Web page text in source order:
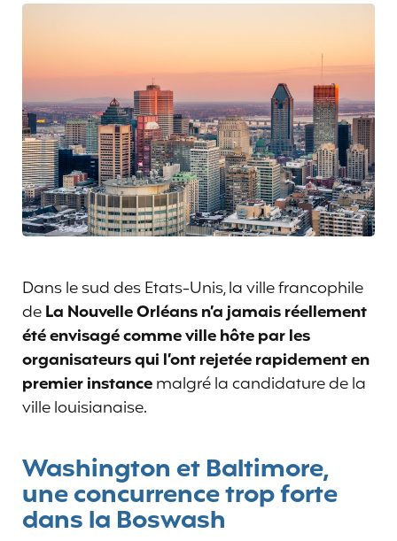
Dans le sud des Etats-Unis, la ville francophile
deLa Nouvelle Orléans n’a jamais réellement
été envisagé comme ville hôte par les
organisateurs qui l’ont rejetée rapidement en
premier instancemalgré la candidature de la
ville louisianaise.
Washington et Baltimore,
une concurrence trop forte
dans la Boswash